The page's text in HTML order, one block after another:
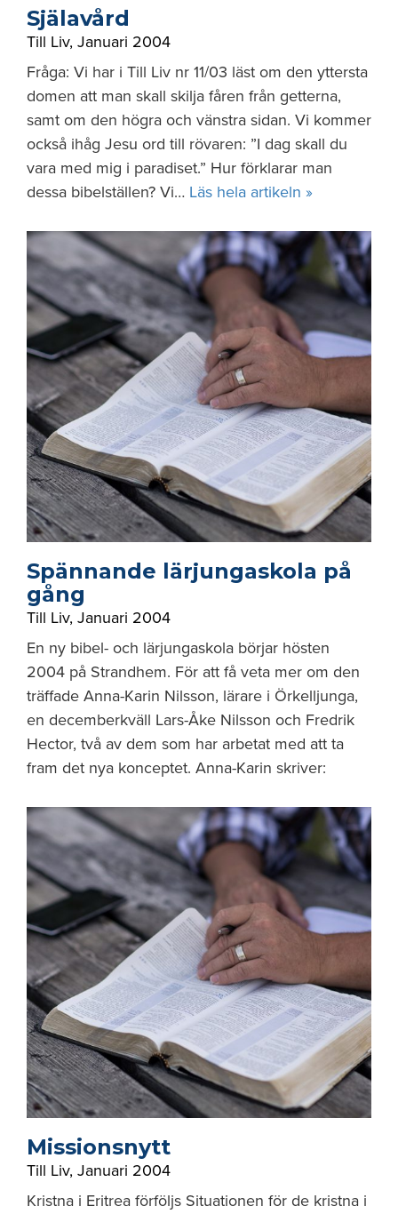
Själavård
Till Liv, Januari 2004
Fråga: Vi har i Till Liv nr 11/03 läst om den yttersta
domen att man skall skilja fåren från getterna,
samt om den högra och vänstra sidan. Vi kommer
också ihåg Jesu ord till rövaren: ”I dag skall du
vara med mig i paradiset.” Hur förklarar man
dessa bibelställen? Vi… Läs hela artikeln »
Spännande lärjungaskola på
gång
Till Liv, Januari 2004
En ny bibel- och lärjungaskola börjar hösten
2004 på Strandhem. För att få veta mer om den
träffade Anna-Karin Nilsson, lärare i Örkelljunga,
en decemberkväll Lars-Åke Nilsson och Fredrik
Hector, två av dem som har arbetat med att ta
fram det nya konceptet. Anna-Karin skriver:
Missionsnytt
Till Liv, Januari 2004
Kristna i Eritrea förföljs Situationen för de kristna i